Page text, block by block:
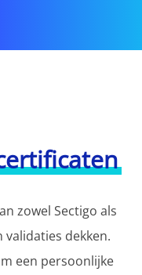
zowel Sectigo als
validaties dekken.
een persoonlijke